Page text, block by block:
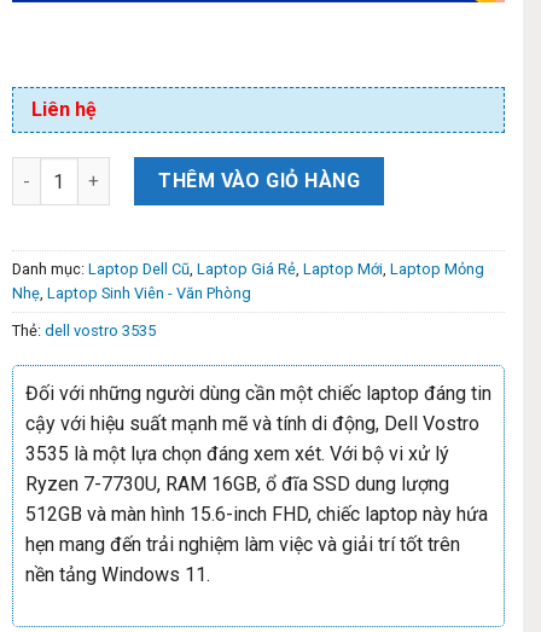
Liên hệ
THÊM VÀO GIỎ HÀNG
Danh mục: Laptop Dell Cũ Laptop Giá Rẻ Laptop Mới Laptop Mỏng
Nhẹ Laptop Sinh Viên - Văn Phòng
Thẻ: dell vostro 3535
Đối với những người dùng cần một chiếc laptop đáng tin
cậy với hiệu suất mạnh mẽ và tính di động, Dell Vostro
3535 là một lựa chọn đáng xem xét. Với bộ vi xử lý
Ryzen 7-7730U, RAM 16GB, ổ đĩa SSD dung lượng
512GB và màn hình 15.6-inch FHD, chiếc laptop này hứa
hẹn mang đến trải nghiệm làm việc và giải trí tốt trên
nền tảng Windows 11.